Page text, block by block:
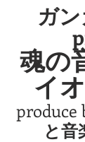
ガ
魂の
イ
produce
と音